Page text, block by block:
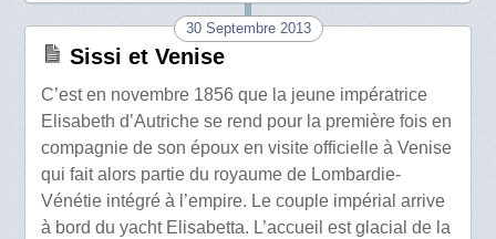
30 Septembre 2013
Sissi et Venise
C’est en novembre 1856 que la jeune impératrice
Elisabeth d’Autriche se rend pour la première fois en
compagnie de son époux en visite officielle à Venise
qui fait alors partie du royaume de Lombardie-
Vénétie intégré à l’empire. Le couple impérial arrive
à bord du yacht Elisabetta. L’accueil est glacial de la